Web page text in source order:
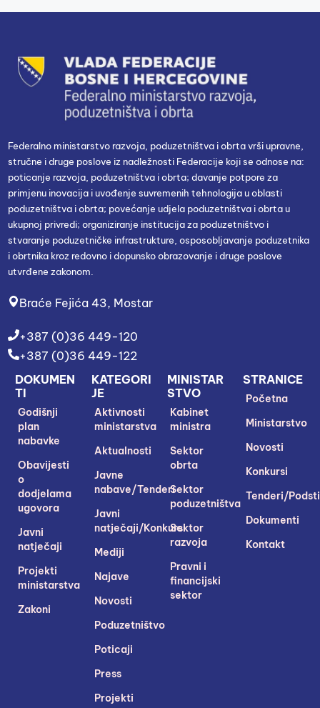
Federalno ministarstvo razvoja, poduzetništva i obrta vrši upravne,
stručne i druge poslove iz nadležnosti Federacije koji se odnose na:
poticanje razvoja, poduzetništva i obrta; davanje potpore za
primjenu inovacija i uvođenje suvremenih tehnologija u oblasti
poduzetništva i obrta; povećanje udjela poduzetništva i obrta u
ukupnoj privredi; organiziranje institucija za poduzetništvo i
stvaranje poduzetničke infrastrukture, osposobljavanje poduzetnika
i obrtnika kroz redovno i dopunsko obrazovanje i druge poslove
utvrđene zakonom.
Braće Fejića 43, Mostar
+387 (0)36 449-120
+387 (0)36 449-122
STRANICE
Početna
Ministarstvo
Novosti
Konkursi
Tenderi/
Dokumenti
Kontakt
MINISTAR
STVO
Kabinet
ministra
Sektor
obrta
Sektor
poduzetništva
Sektor
razvoja
Pravni i
financijski
sektor
KATEGORI
JE
Aktivnosti
ministarstva
Aktualnosti
Javne
nabave/Tenderi
Javni
natječaji/Konkursi
Mediji
Najave
Novosti
Poduzetništvo
Poticaji
Press
Projekti
DOKUMEN
TI
Godišnji
plan
nabavke
Obavijesti
o
dodjelama
ugovora
Javni
natječaji
Projekti
ministarstva
Zakoni